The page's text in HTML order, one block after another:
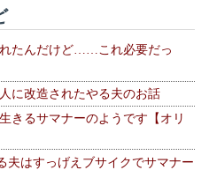
たんだけど……これ必要だっ
に改造されたやる夫のお話
きるサマナーのようです【オリ
夫はすっげえブサイクでサマナー